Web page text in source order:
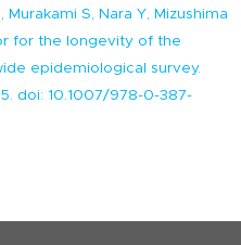
Murakami S, Nara Y, Mizushima
for the longevity of the
epidemiological survey.
doi: 10.1007/978-0-387-